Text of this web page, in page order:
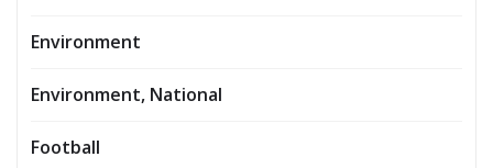
Environment
Environment, National
Football